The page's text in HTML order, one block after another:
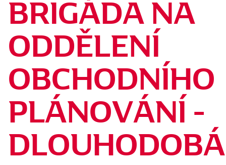
BRIGÁDA NA
ODDĚLENÍ
OBCHODNÍHO
PLÁNOVÁNÍ -
DLOUHODOBÁ